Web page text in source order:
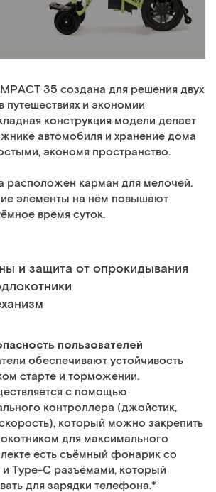
35 создана для решения двух
путешествиях и экономии
конструкция модели делает
автомобиля и хранение дома
экономя пространство.
расположен карман для мелочей.
элементы на нём повышают
время суток.
и защита от опрокидывания
пользователей
обеспечивают устойчивость
старте и торможении.
с помощью
контроллера (джойстик,
который можно закрепить
для максимального
есть съёмный фонарик со
Type-C разъёмами, который
для зарядки телефона.*